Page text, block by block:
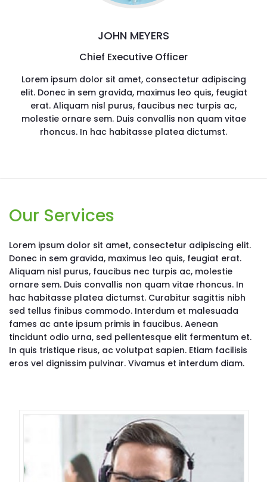
JOHN MEYERS
Chief Executive Officer
Lorem ipsum dolor sit amet, consectetur adipiscing
elit. Donec in sem gravida, maximus leo quis, feugiat
erat. Aliquam nisl purus, faucibus nec turpis ac,
molestie ornare sem. Duis convallis non quam vitae
rhoncus. In hac habitasse platea dictumst.
Our Services
Lorem ipsum dolor sit amet, consectetur adipiscing elit.
Donec in sem gravida, maximus leo quis, feugiat erat.
Aliquam nisl purus, faucibus nec turpis ac, molestie
ornare sem. Duis convallis non quam vitae rhoncus. In
hac habitasse platea dictumst. Curabitur sagittis nibh
sed tellus finibus commodo. Interdum et malesuada
fames ac ante ipsum primis in faucibus. Aenean
tincidunt odio urna, sed pellentesque elit fermentum et.
In quis tristique risus, ac volutpat sapien. Etiam facilisis
eros vel dignissim pulvinar. Vivamus et interdum diam.